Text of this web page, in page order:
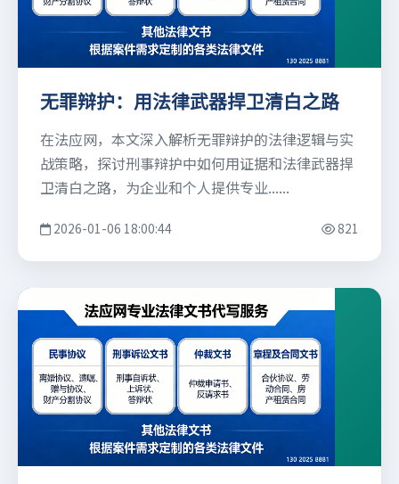
无罪辩护：用法律武器捍卫清白之路
在法应网，本文深入解析无罪辩护的法律逻辑与实
战策略，探讨刑事辩护中如何用证据和法律武器捍
卫清白之路，为企业和个人提供专业......
2026-01-06 18:00:44 821